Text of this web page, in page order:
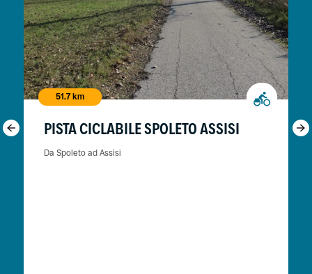
51.7 km
PISTA CICLABILE SPOLETO ASSISI
Da Spoleto ad Assisi